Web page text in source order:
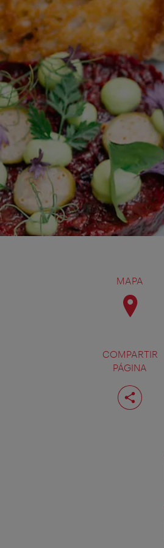
MAPA
COMPARTIR
PÁGINA
Compartir
página